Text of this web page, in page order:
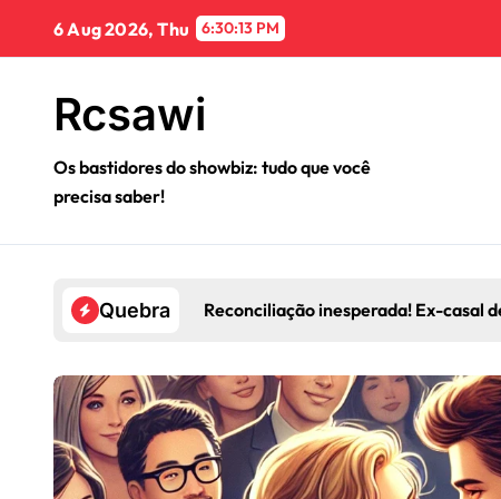
content
6 Aug 2026, Thu 6:30:15 PM
Rcsawi
Os bastidores do showbiz: tudo que você
precisa saber!
QuebraReconciliação inesperada! Ex-casal de